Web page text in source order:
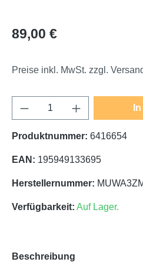
Regulärer Preis:
89,00 €
Preise inkl. MwSt. zzgl.
Produkt Anzahl: Gib
Produktnummer: 6416654
EAN: 195949133695
Herstellernummer:
Verfügbarkeit: Auf Lager.
Beschreibung